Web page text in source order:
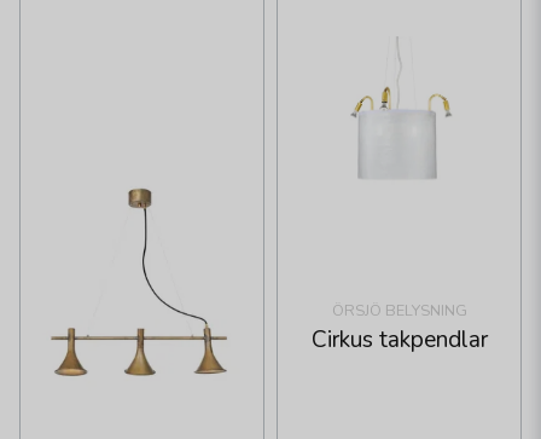
ÖRSJÖ BELYSNING
Cirkus takpendlar